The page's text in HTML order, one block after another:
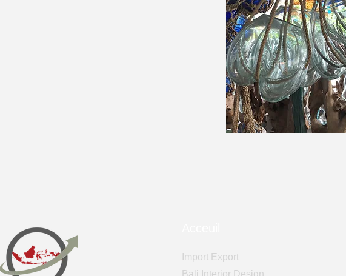
Import Export
Bali Interior Design